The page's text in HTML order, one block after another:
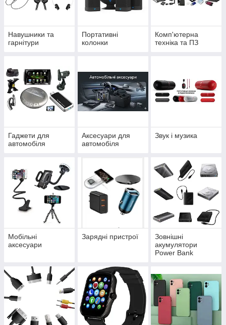
Навушники та
гарнітури
Портативні
колонки
Комп'ютерна
техніка та ПЗ
Гаджети для
автомобіля
Аксесуари для
автомобіля
Звук і музика
Мобільні
аксесуари
Зарядні пристрої
Зовнішні
акумулятори
Power Bank